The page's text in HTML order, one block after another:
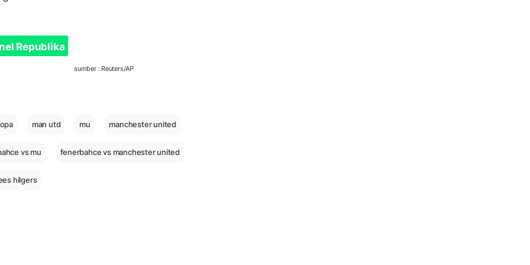
Republika
sumber : Reuters/AP
man utd mu manchester united
vs mu fenerbahce vs manchester united
hilgers